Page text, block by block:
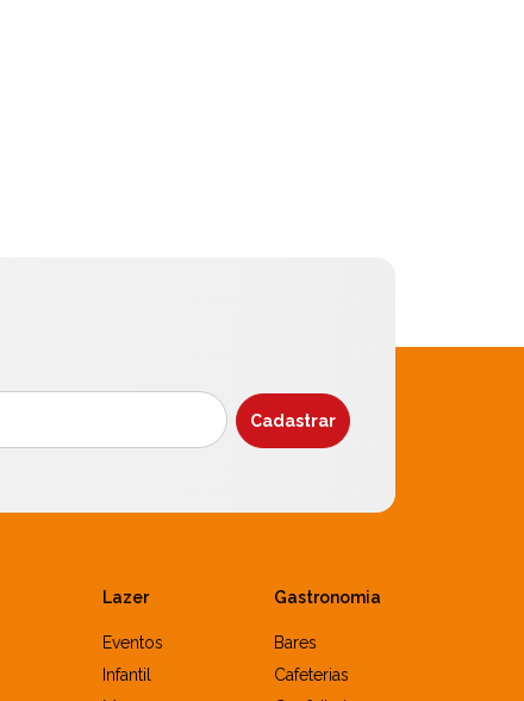
Lazer
Eventos
Infantil
Gastronomia
Bares
Cafeterias